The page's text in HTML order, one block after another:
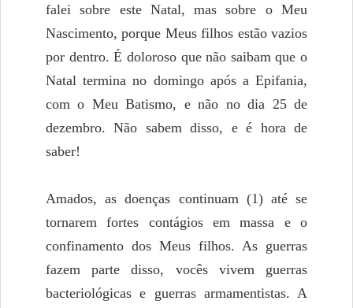
falei sobre este Natal, mas sobre o Meu
Nascimento, porque Meus filhos estão vazios
por dentro. É doloroso que não saibam que o
Natal termina no domingo após a Epifania,
com o Meu Batismo, e não no dia 25 de
dezembro. Não sabem disso, e é hora de
saber!
Amados, as doenças continuam (1) até se
tornarem fortes contágios em massa e o
confinamento dos Meus filhos. As guerras
fazem parte disso, vocês vivem guerras
bacteriológicas e guerras armamentistas. A